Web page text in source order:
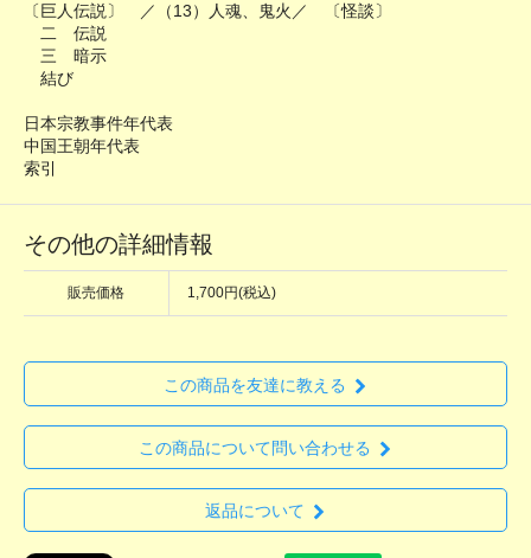
〔巨人伝説〕 ／（13）人魂、鬼火／ 〔怪談〕
二 伝説
三 暗示
結び
日本宗教事件年代表
中国王朝年代表
索引
その他の詳細情報
販売価格 1,700円(税込)
この商品を友達に教える
この商品について問い合わせる
返品について